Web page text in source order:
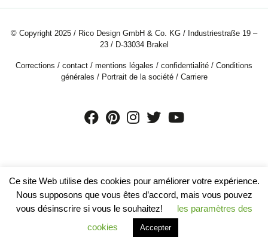
© Copyright 2025 / Rico Design GmbH & Co. KG / Industriestraße 19 –
23 / D-33034 Brakel
Corrections / contact / mentions légales / confidentialité / Conditions
générales / Portrait de la société/ Carriere
Ce site Web utilise des cookies pour améliorer votre expérience.
Nous supposons que vous êtes d’accord, mais vous pouvez
vous désinscrire si vous le souhaitez!
les paramètres des
cookies
Accepter